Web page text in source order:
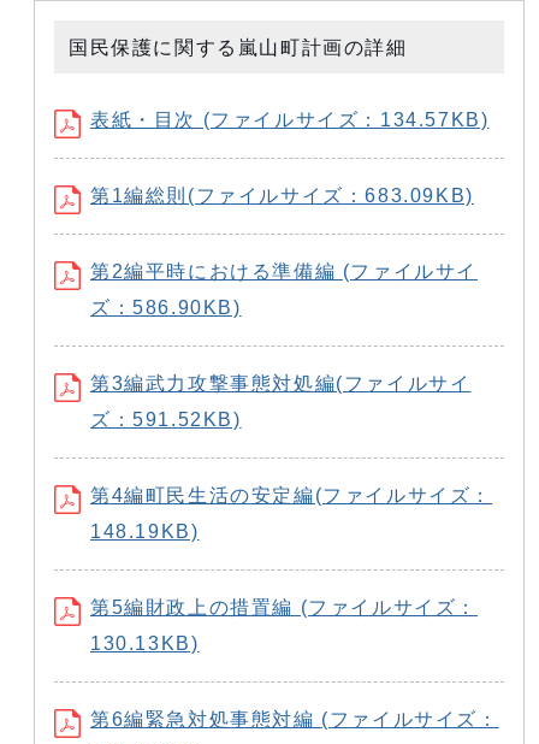
国民保護に関する嵐山町計画の詳細
表紙・目次 (ファイルサイズ：134.57KB)
第1編総則(ファイルサイズ：683.09KB)
第2編平時における準備編 (ファイルサイ
ズ：586.90KB)
第3編武力攻撃事態対処編(ファイルサイ
ズ：591.52KB)
第4編町民生活の安定編(ファイルサイズ：
148.19KB)
第5編財政上の措置編 (ファイルサイズ：
130.13KB)
第6編緊急対処事態対編 (ファイルサイズ：